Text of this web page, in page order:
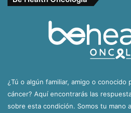
¿Tú o algún familiar, amigo o
cáncer? Aquí encontrarás las
sobre esta condición. Somos tu mano